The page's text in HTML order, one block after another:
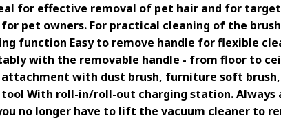
for effective removal of pet hair and for
pet owners. For practical cleaning of the
function Easy to remove handle for flexible
with the removable handle - from floor to
attachment with dust brush, furniture soft
With roll-in/roll-out charging station.
no longer have to lift the vacuum cleaner to